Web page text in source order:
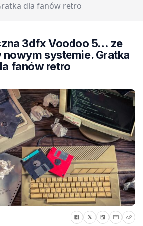
dla fanów retro
3dfx Voodoo 5… ze
systemie. Gratka
fanów retro